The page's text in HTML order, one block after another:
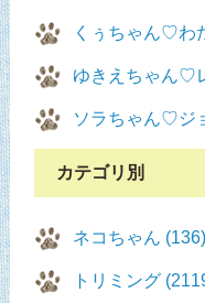
くぅちゃん♡
ゆきえちゃん♡
ソラちゃん♡ジ
カテゴリ別
ネコちゃん (136)
トリミング